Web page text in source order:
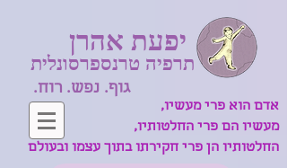
גוף. נפש. רוח.
יפעת אהרן
תרפיה טרנספרסונלית
אדם הוא פרי מעשיו,
מעשיו הם פרי החלטותיו,
החלטותיו הן פרי חקירתו בתוך עצמו ובעולם